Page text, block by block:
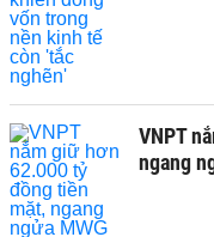
VNPT
ngang